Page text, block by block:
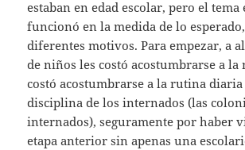
estaban en edad escolar, pero el
funcionó en la medida de lo
diferentes motivos. Para empezar, a
de niños les costó acostumbrarse a la
costó acostumbrarse a la rutina
disciplina de los internados (las
internados), seguramente por haber
etapa anterior sin apenas una